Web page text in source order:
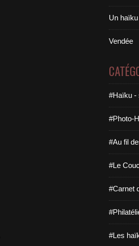
Un
Vendée
#Haïku -
#Photo-
#Au fil
#Le
#Carnet
#Les